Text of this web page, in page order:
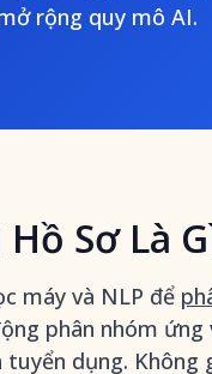
rộng quy mô AI.
Sơ Là
máy và NLP để
phân nhóm ứng
dụng.